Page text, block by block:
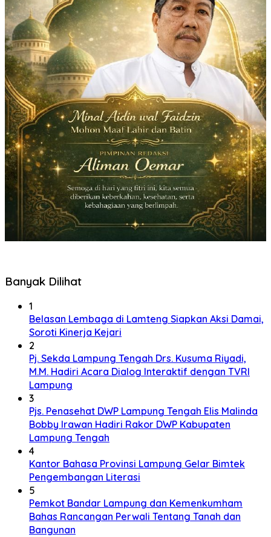
Banyak Dilihat
1
Belasan Lembaga di Lamteng Siapkan Aksi Damai,
Soroti Kinerja Kejari
2
Pj. Sekda Lampung Tengah Drs. Kusuma Riyadi,
M.M. Hadiri Acara Dialog Interaktif dengan TVRI
Lampung
3
Pjs. Penasehat DWP Lampung Tengah Elis Malinda
Bobby Irawan Hadiri Rakor DWP Kabupaten
Lampung Tengah
4
Kantor Bahasa Provinsi Lampung Gelar Bimtek
Pengembangan Literasi
5
Pemkot Bandar Lampung dan Kemenkumham
Bahas Rancangan Perwali Tentang Tanah dan
Bangunan